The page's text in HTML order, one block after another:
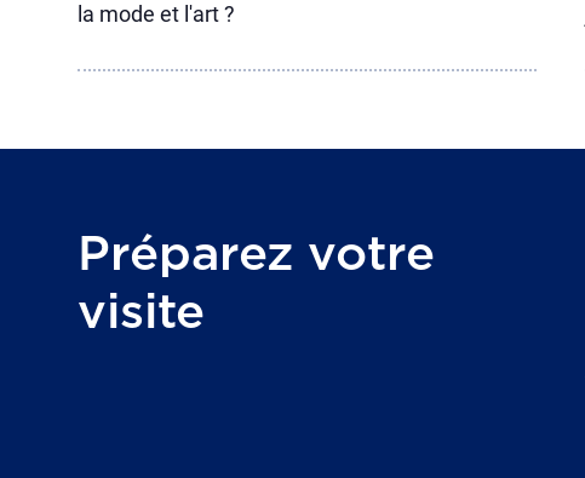
la mode et l'art ?
Préparez votre
visite